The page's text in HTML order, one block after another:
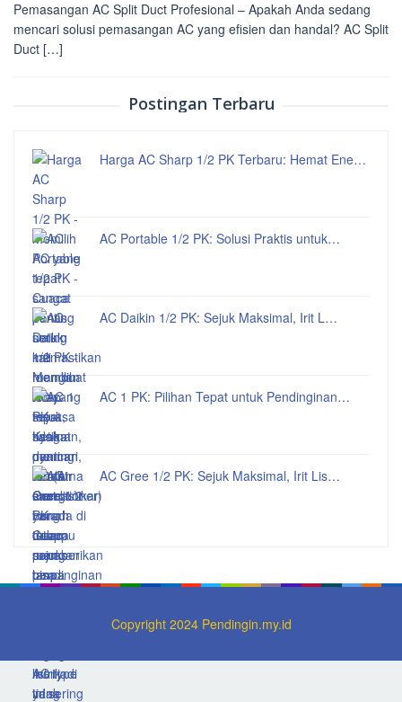
Pemasangan AC Split Duct Profesional – Apakah Anda sedang
mencari solusi pemasangan AC yang efisien dan handal? AC Split
Duct […]
Postingan Terbaru
Harga AC Sharp 1/2 PK Terbaru: Hemat Ene…
AC Portable 1/2 PK: Solusi Praktis untuk…
AC Daikin 1/2 PK: Sejuk Maksimal, Irit L…
AC 1 PK: Pilihan Tepat untuk Pendinginan…
AC Gree 1/2 PK: Sejuk Maksimal, Irit Lis…
Copyright 2024 Pendingin.my.id